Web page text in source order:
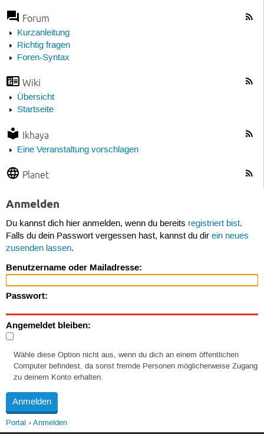
Forum
Kurzanleitung
Richtig fragen
Foren-Syntax
Wiki
Übersicht
Startseite
Ikhaya
Eine Veranstaltung vorschlagen
Planet
Anmelden
Du kannst dich hier anmelden, wenn du bereits registriert bist.
Falls du dein Passwort vergessen hast, kannst du dir ein neues
zusenden lassen.
Benutzername oder Mailadresse:
Passwort:
Angemeldet bleiben:
Wähle diese Option nicht aus, wenn du dich an einem öffentlichen
Computer befindest, da sonst fremde Personen möglicherweise Zugang
zu deinem Konto erhalten.
Portal Anmelden